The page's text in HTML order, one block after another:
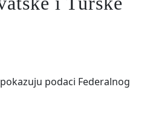
podaci Federalnog